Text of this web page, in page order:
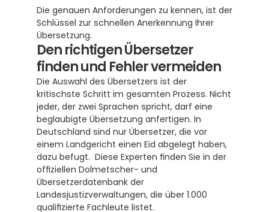
Die genauen Anforderungen zu kennen, ist der
Schlüssel zur schnellen Anerkennung Ihrer
Übersetzung.
Den richtigen Übersetzer
finden und Fehler vermeiden
Die Auswahl des Übersetzers ist der
kritischste Schritt im gesamten Prozess. Nicht
jeder, der zwei Sprachen spricht, darf eine
beglaubigte Übersetzung anfertigen. In
Deutschland sind nur Übersetzer, die vor
einem Landgericht einen Eid abgelegt haben,
dazu befugt.  Diese Experten finden Sie in der
offiziellen Dolmetscher- und
Übersetzerdatenbank der
Landesjustizverwaltungen, die über 1.000
qualifizierte Fachleute listet.